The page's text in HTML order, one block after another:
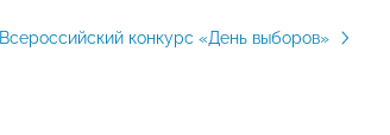
Всероссийский конкурс «День выборов»